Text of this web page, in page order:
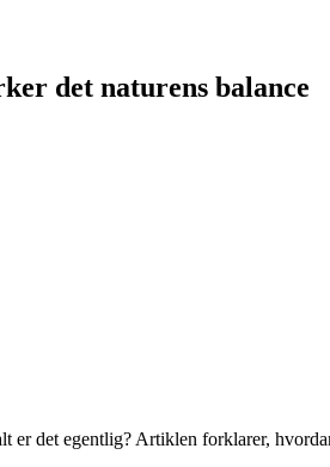
det naturens balance
er det egentlig? Artiklen forklarer,